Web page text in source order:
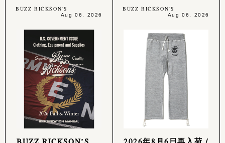
BUZZ RICKSON'S
Aug 06, 2026
BUZZ RICKSON'S
Aug 06, 2026